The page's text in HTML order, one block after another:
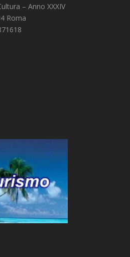
– Anno XXXIV
Roma